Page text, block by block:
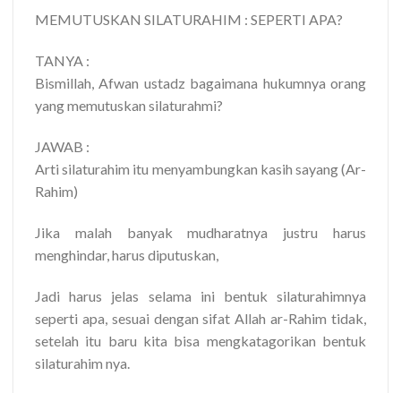
MEMUTUSKAN SILATURAHIM : SEPERTI APA?
TANYA :
Bismillah, Afwan ustadz bagaimana hukumnya orang
yang memutuskan silaturahmi?
JAWAB :
Arti silaturahim itu menyambungkan kasih sayang (Ar-
Rahim)
Jika malah banyak mudharatnya justru harus
menghindar, harus diputuskan,
Jadi harus jelas selama ini bentuk silaturahimnya
seperti apa, sesuai dengan sifat Allah ar-Rahim tidak,
setelah itu baru kita bisa mengkatagorikan bentuk
silaturahim nya.